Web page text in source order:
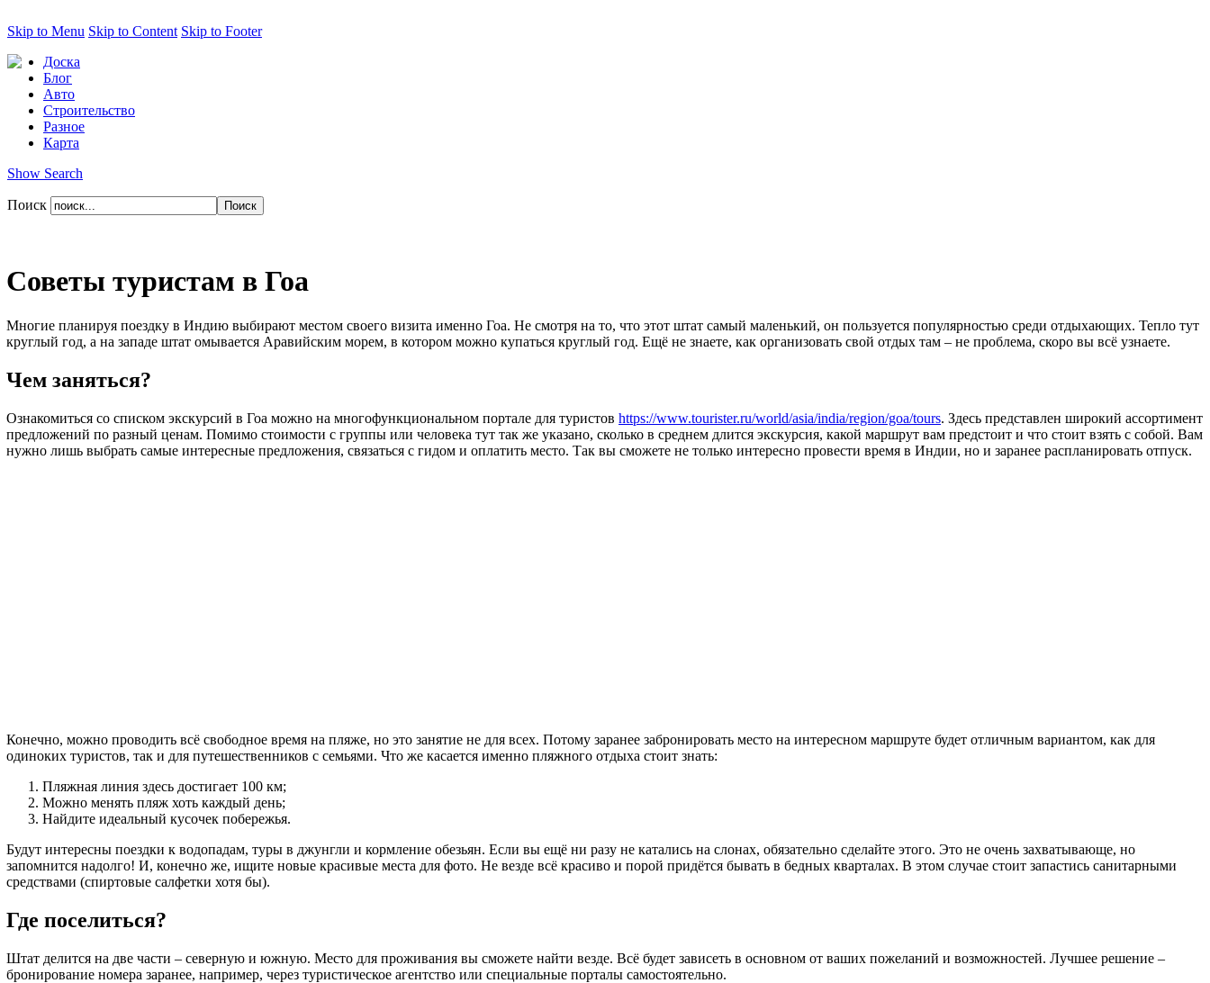
Skip to Menu Skip to Content Skip to Footer
Доска
Блог
Авто
Строительство
Разное
Карта
Show Search
Поиск
Советы туристам в Гоа
Многие планируя поездку в Индию выбирают местом своего визита именно Гоа. Не смотря на то, что этот штат самый маленький, он пользуется популярностью среди отдыхающих. Тепло тут
круглый год, а на западе штат омывается Аравийским морем, в котором можно купаться круглый год. Ещё не знаете, как организовать свой отдых там – не проблема, скоро вы всё узнаете.
Чем заняться?
Ознакомиться со списком экскурсий в Гоа можно на многофункциональном портале для туристов https://www.tourister.ru/world/asia/india/region/goa/tours. Здесь представлен широкий ассортимент
предложений по разный ценам. Помимо стоимости с группы или человека тут так же указано, сколько в среднем длится экскурсия, какой маршрут вам предстоит и что стоит взять с собой. Вам
нужно лишь выбрать самые интересные предложения, связаться с гидом и оплатить место. Так вы сможете не только интересно провести время в Индии, но и заранее распланировать отпуск.
Конечно, можно проводить всё свободное время на пляже, но это занятие не для всех. Потому заранее забронировать место на интересном маршруте будет отличным вариантом, как для
одиноких туристов, так и для путешественников с семьями. Что же касается именно пляжного отдыха стоит знать:
Пляжная линия здесь достигает 100 км;
Можно менять пляж хоть каждый день;
Найдите идеальный кусочек побережья.
Будут интересны поездки к водопадам, туры в джунгли и кормление обезьян. Если вы ещё ни разу не катались на слонах, обязательно сделайте этого. Это не очень захватывающе, но
запомнится надолго! И, конечно же, ищите новые красивые места для фото. Не везде всё красиво и порой придётся бывать в бедных кварталах. В этом случае стоит запастись санитарными
средствами (спиртовые салфетки хотя бы).
Где поселиться?
Штат делится на две части – северную и южную. Место для проживания вы сможете найти везде. Всё будет зависеть в основном от ваших пожеланий и возможностей. Лучшее решение –
бронирование номера заранее, например, через туристическое агентство или специальные порталы самостоятельно.